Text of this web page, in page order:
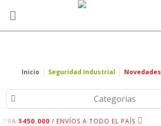
Inicio Seguridad Industrial Novedades
Categorias
$450.000 / ENVÍOS A TODO EL PAÍS